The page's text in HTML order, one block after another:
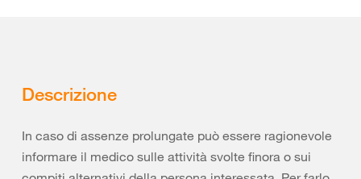
Descrizione
In caso di assenze prolungate può essere ragionevole
informare il medico sulle attività svolte finora o sui